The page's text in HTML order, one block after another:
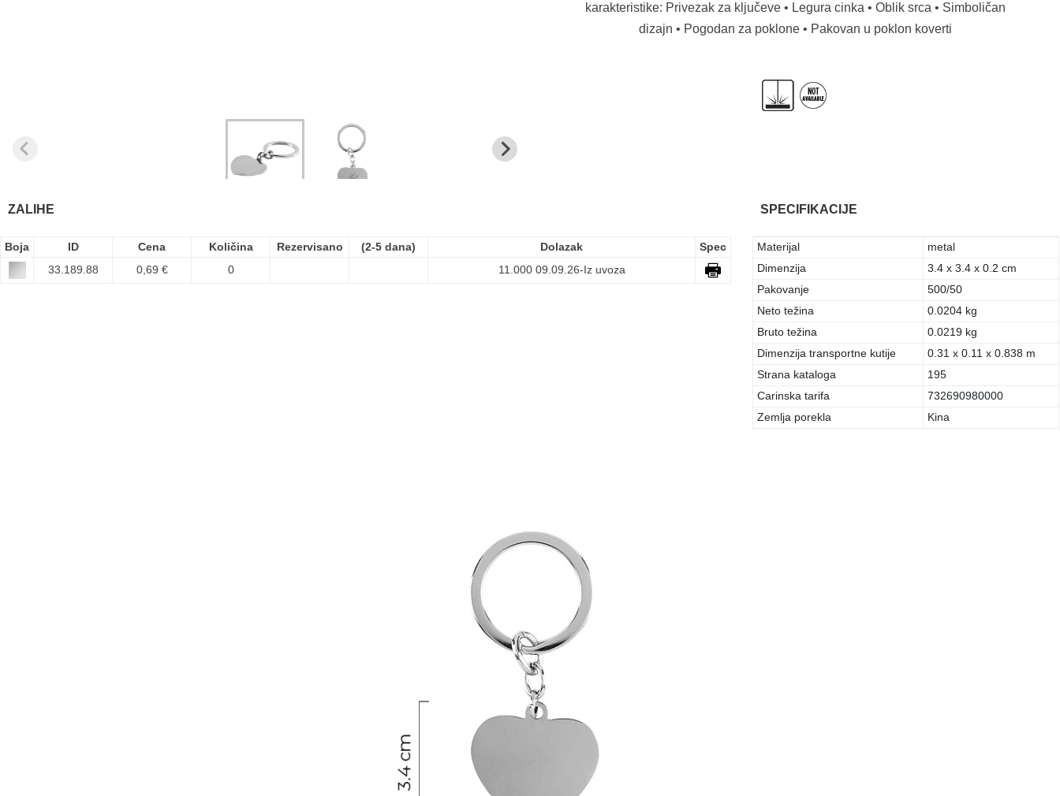
karakteristike: Privezak za ključeve • Legura cinka • Oblik srca • Simboličan
dizajn • Pogodan za poklone • Pakovan u poklon koverti
ZALIHE
Boja ID Cena Količina Rezervisano (2-5 dana) Dolazak
Spec
33.189.88
0,69 € 0 11.000 09.09.26-Iz uvoza
SPECIFIKACIJE
Materijal
metal
Dimenzija
3.4 x 3.4 x 0.2 cm
Pakovanje
500/50
Neto težina
0.0204 kg
Bruto težina
0.0219 kg
Dimenzija transportne kutije
0.31 x 0.11 x 0.838 m
Strana kataloga
195
Carinska tarifa
732690980000
Zemlja porekla
Kina